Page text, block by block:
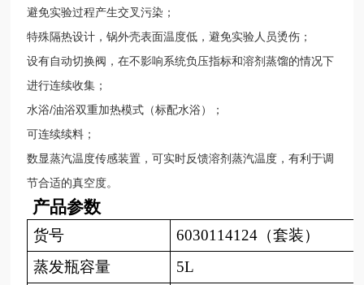
避免实验过程产生交叉污染；
特殊隔热设计，锅外壳表面温度低，避免实验人员烫伤；
设有自动切换阀，在不影响系统负压指标和溶剂蒸馏的情况下
进行连续收集；
水浴/油浴双重加热模式（标配水浴）；
可连续续料；
数显蒸汽温度传感装置，可实时反馈溶剂蒸汽温度，有利于调
节合适的真空度。
产品参数
货号
6030114124（套装）
蒸发瓶容量
5L